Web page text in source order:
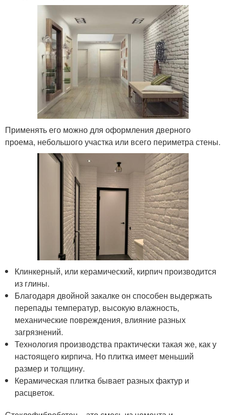
Применять его можно для оформления дверного
проема, небольшого участка или всего периметра стены.
Клинкерный, или керамический, кирпич производится
из глины.
Благодаря двойной закалке он способен выдержать
перепады температур, высокую влажность,
механические повреждения, влияние разных
загрязнений.
Технология производства практически такая же, как у
настоящего кирпича. Но плитка имеет меньший
размер и толщину.
Керамическая плитка бывает разных фактур и
расцветок.